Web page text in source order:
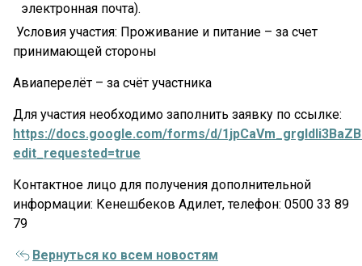
электронная почта).
Условия участия: Проживание и питание – за счет
принимающей стороны
Авиаперелёт – за счёт участника
Для участия необходимо заполнить заявку по ссылке:
https://docs.google.com/forms/d/
edit_requested=true
Контактное лицо для получения дополнительной
информации: Кенешбеков Адилет, телефон: 0500 33 89
79
Вернуться ко всем новостям